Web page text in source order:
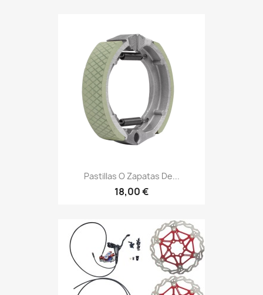
Pastillas O Zapatas De...
18,00 €